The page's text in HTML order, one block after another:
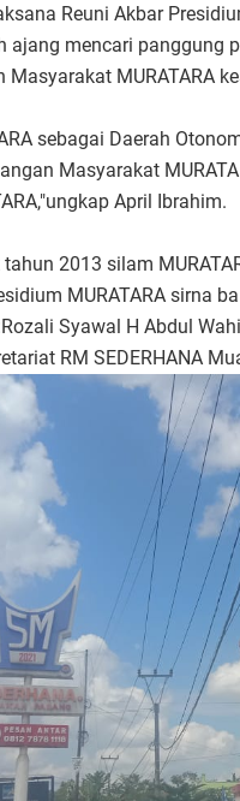
Reuni Akbar
ajang mencari panggung
Masyarakat MURATARA
sebagai Daerah
Masyarakat
April Ibrahim.
2013 silam
MURATARA sirna
Syawal H Abdul
RM SEDERHANA